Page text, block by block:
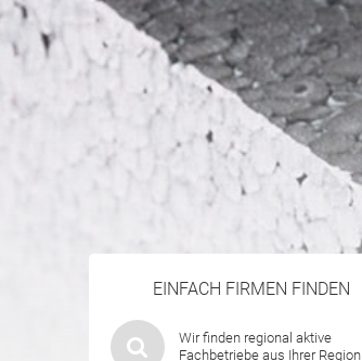
EINFACH FIRMEN FINDEN
Wir finden regional aktive
Fachbetriebe aus Ihrer Region